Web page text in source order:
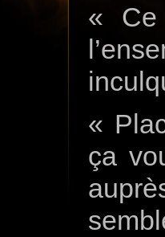
« Ce
«
ça